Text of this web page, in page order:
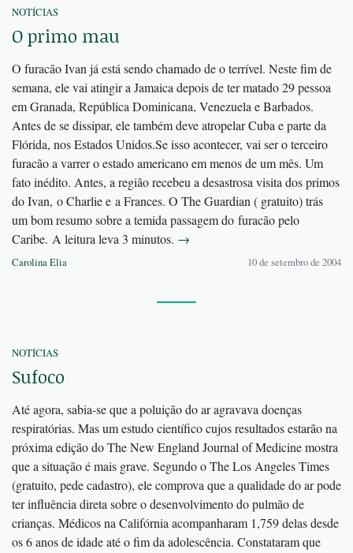
NOTÍCIAS
O primo mau
O furacão Ivan já está sendo chamado de o terrível. Neste fim de
semana, ele vai atingir a Jamaica depois de ter matado 29 pessoa
em Granada, República Dominicana, Venezuela e Barbados.
Antes de se dissipar, ele também deve atropelar Cuba e parte da
Flórida, nos Estados Unidos.Se isso acontecer, vai ser o terceiro
furacão a varrer o estado americano em menos de um mês. Um
fato inédito. Antes, a região recebeu a desastrosa visita dos primos
do Ivan, o Charlie e a Frances. O The Guardian ( gratuito) trás
um bom resumo sobre a temida passagem do furacão pelo
Caribe. A leitura leva 3 minutos. →
Carolina Elia 10 de setembro de 2004
NOTÍCIAS
Sufoco
Até agora, sabia-se que a poluição do ar agravava doenças
respiratórias. Mas um estudo científico cujos resultados estarão na
próxima edição do The New England Journal of Medicine mostra
que a situação é mais grave. Segundo o The Los Angeles Times
(gratuito, pede cadastro), ele comprova que a qualidade do ar pode
ter influência direta sobre o desenvolvimento do pulmão de
crianças. Médicos na Califórnia acompanharam 1,759 delas desde
os 6 anos de idade até o fim da adolescência. Constataram que